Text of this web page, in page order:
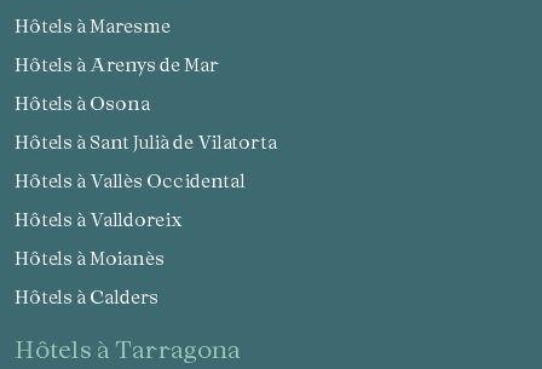
Hôtels à Maresme
Hôtels à Arenys de Mar
Hôtels à Osona
Hôtels à Sant Julià de Vilatorta
Hôtels à Vallès Occidental
Hôtels à Valldoreix
Hôtels à Moianès
Hôtels à Calders
hôtels à Tarragona